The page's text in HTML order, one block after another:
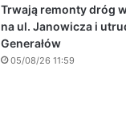
Trwają remonty dróg
na ul. Janowicza i
Generałów
05/08/26 11:59